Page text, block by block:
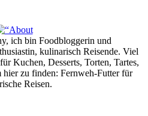
ich bin Foodbloggerin und
kulinarisch Reisende. Viel
Kuchen, Desserts, Torten, Tartes,
hier zu finden: Fernweh-Futter für
Reisen.